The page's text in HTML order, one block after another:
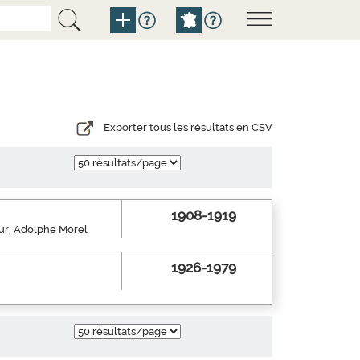
Exporter tous les résultats en CSV
Adolphe Morel
1908-1919
1926-1979